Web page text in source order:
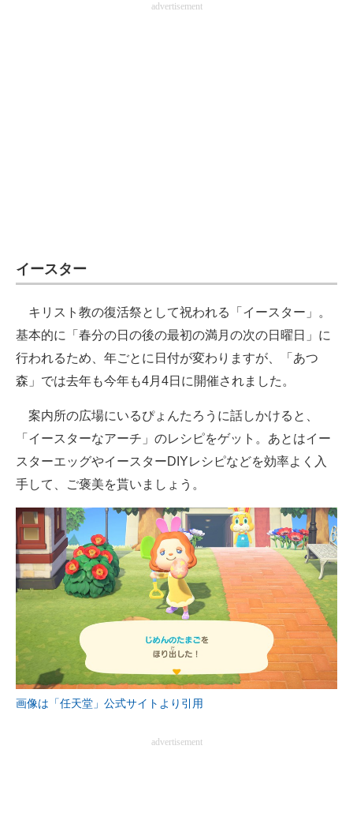
advertisement
イースター
キリスト教の復活祭として祝われる「イースター」。
基本的に「春分の日の後の最初の満月の次の日曜日」に
行われるため、年ごとに日付が変わりますが、「あつ
森」では去年も今年も4月4日に開催されました。
案内所の広場にいるぴょんたろうに話しかけると、
「イースターなアーチ」のレシピをゲット。あとはイー
スターエッグやイースターDIYレシピなどを効率よく入
手して、ご褒美を貰いましょう。
画像は「任天堂」公式サイトより引用
advertisement